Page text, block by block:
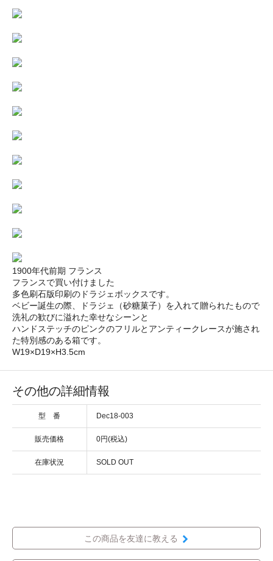
1900年代前期 フランス
フランスで買い付けました
多色刷石版印刷のドラジェボックスです。
ベビー誕生の際、ドラジェ（砂糖菓子）を入れて贈られたもので
洗礼の歓びに溢れた幸せなシーンと
ハンドステッチのピンクのフリルとアンティークレースが施され
た特別感のある箱です。
W19×D19×H3.5cm
その他の詳細情報
型 番 Dec18-003
販売価格 0円(税込)
在庫状況 SOLD OUT
この商品を友達に教える